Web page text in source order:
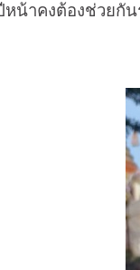
ต้องช่วยกันรณ